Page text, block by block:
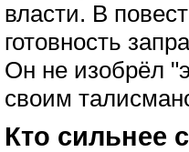
власти. В
готовность
Он не изобрёл
своим
Кто сильнее